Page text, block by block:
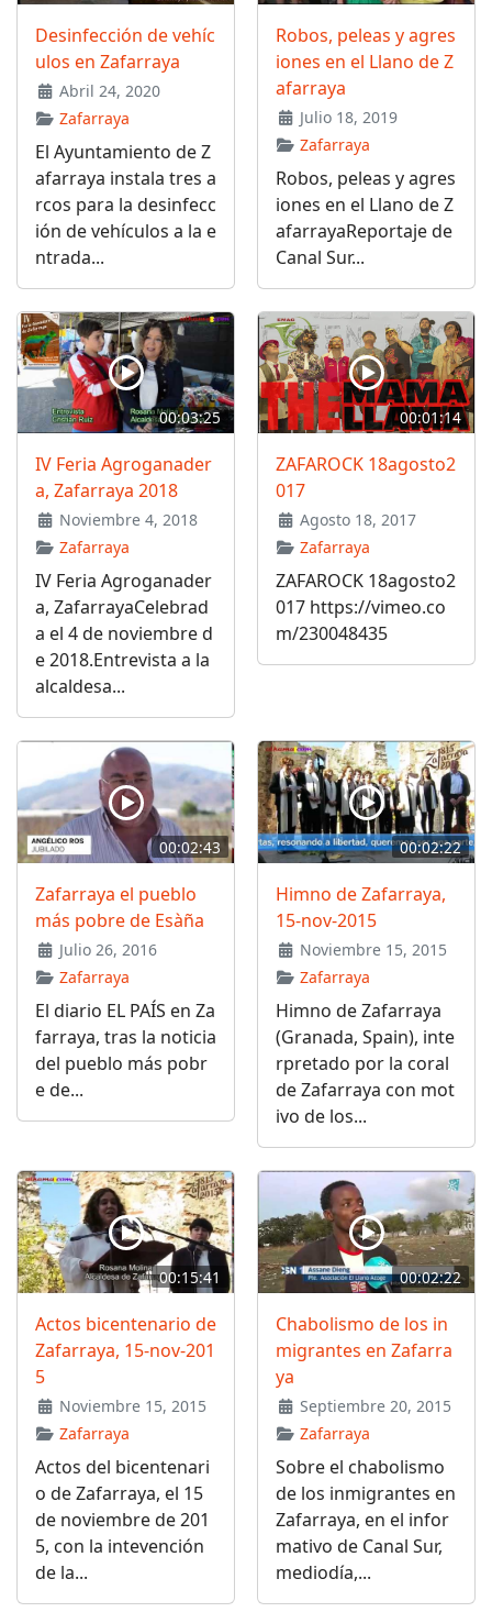
Desinfección de vehíc
ulos en Zafarraya
Abril 24, 2020
Zafarraya
El Ayuntamiento de Z
afarraya instala tres a
rcos para la desinfecc
ión de vehículos a la e
ntrada...
Robos, peleas y agres
iones en el Llano de Z
afarraya
Julio 18, 2019
Zafarraya
Robos, peleas y agres
iones en el Llano de Z
afarrayaReportaje de
Canal Sur...
00:03:25
IV Feria Agroganader
a, Zafarraya 2018
Noviembre 4, 2018
Zafarraya
IV Feria Agroganader
a, ZafarrayaCelebrad
a el 4 de noviembre d
e 2018.Entrevista a la
alcaldesa...
00:01:14
ZAFAROCK 18agosto2
017
Agosto 18, 2017
Zafarraya
ZAFAROCK 18agosto2
017 https://vimeo.co
m/230048435
00:02:43
Zafarraya el pueblo
más pobre de Esàña
Julio 26, 2016
Zafarraya
El diario EL PAÍS en Za
farraya, tras la noticia
del pueblo más pobr
e de...
00:02:22
Himno de Zafarraya,
15-nov-2015
Noviembre 15, 2015
Zafarraya
Himno de Zafarraya
(Granada, Spain), inte
rpretado por la coral
de Zafarraya con mot
ivo de los...
00:15:41
Actos bicentenario de
Zafarraya, 15-nov-201
5
Noviembre 15, 2015
Zafarraya
Actos del bicentenari
o de Zafarraya, el 15
de noviembre de 201
5, con la intevención
de la...
00:02:22
Chabolismo de los in
migrantes en Zafarra
ya
Septiembre 20, 2015
Zafarraya
Sobre el chabolismo
de los inmigrantes en
Zafarraya, en el infor
mativo de Canal Sur,
mediodía,...